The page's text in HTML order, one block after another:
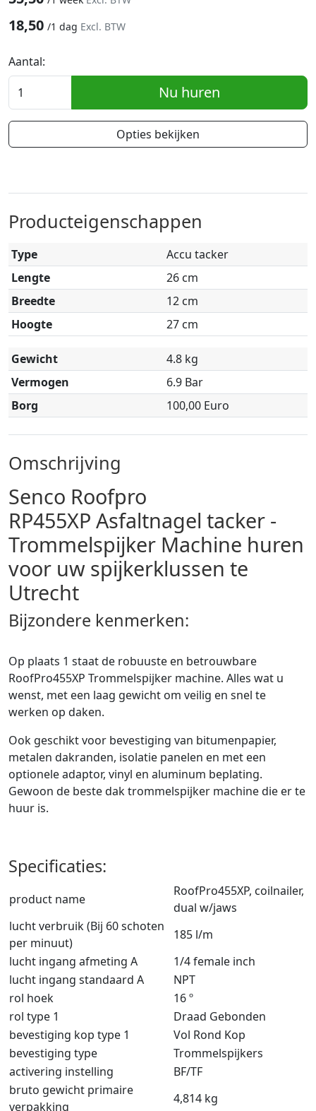
18,50 /1 dag Excl. BTW
Aantal:
Nu huren
Opties bekijken
Producteigenschappen
Type
Accu tacker
Lengte
26 cm
Breedte
12 cm
Hoogte
27 cm
Gewicht
4.8 kg
Vermogen
6.9 Bar
Borg
100,00 Euro
Omschrijving
Senco Roofpro
RP455XP Asfaltnagel tacker -
Trommelspijker Machine huren
voor uw spijkerklussen te
Utrecht
Bijzondere kenmerken:
Op plaats 1 staat de robuuste en betrouwbare
RoofPro455XP Trommelspijker machine. Alles wat u
wenst, met een laag gewicht om veilig en snel te
werken op daken.
Ook geschikt voor bevestiging van bitumenpapier,
metalen dakranden, isolatie panelen en met een
optionele adaptor, vinyl en aluminum beplating.
Gewoon de beste dak trommelspijker machine die er te
huur is.
Specificaties:
product name
RoofPro455XP, coilnailer,
dual w/jaws
lucht verbruik (Bij 60 schoten
per minuut)
185 l/m
lucht ingang afmeting A
1/4 female inch
lucht ingang standaard A
NPT
rol hoek
16 º
rol type 1
Draad Gebonden
bevestiging kop type 1
Vol Rond Kop
bevestiging type
Trommelspijkers
activering instelling
BF/TF
bruto gewicht primaire
verpakking
4,814 kg